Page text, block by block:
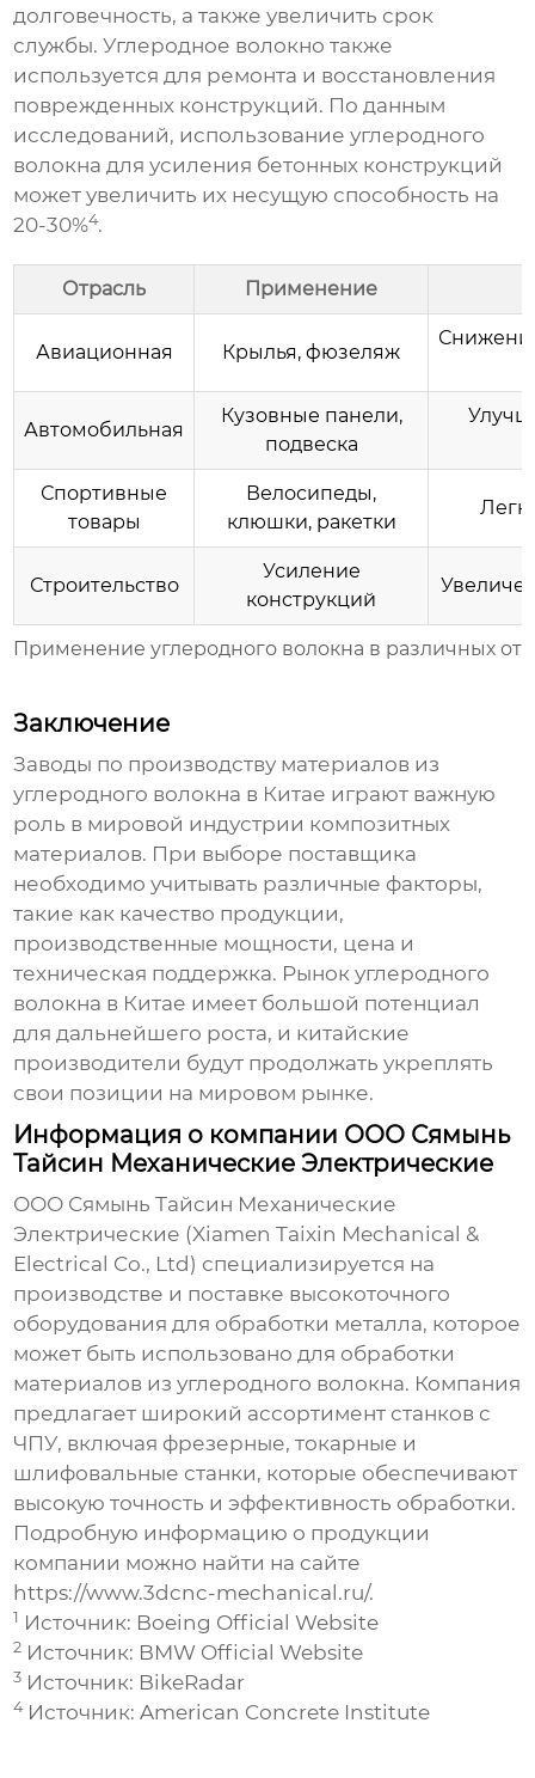
долговечность, а также увеличить срок
службы. Углеродное волокно также
используется для ремонта и восстановления
поврежденных конструкций. По данным
исследований, использование углеродного
волокна для усиления бетонных конструкций
может увеличить их несущую способность на
20-30%4.
Применение углеродного волокна в различных
Отрасль Применение
Авиационная Крылья, фюзеляж
Автомобильная
Кузовные панели,
подвеска
Спортивные
товары
Велосипеды,
клюшки, ракетки
Строительство
Усиление
конструкций
Заключение
Заводы по производству материалов из
углеродного волокна в Китае играют важную
роль в мировой индустрии композитных
материалов. При выборе поставщика
необходимо учитывать различные факторы,
такие как качество продукции,
производственные мощности, цена и
техническая поддержка. Рынок углеродного
волокна в Китае имеет большой потенциал
для дальнейшего роста, и китайские
производители будут продолжать укреплять
свои позиции на мировом рынке.
Информация о компании ООО Сямынь
Тайсин Механические Электрические
ООО Сямынь Тайсин Механические
Электрические (Xiamen Taixin Mechanical &
Electrical Co., Ltd) специализируется на
производстве и поставке высокоточного
оборудования для обработки металла, которое
может быть использовано для обработки
материалов из углеродного волокна. Компания
предлагает широкий ассортимент станков с
ЧПУ, включая фрезерные, токарные и
шлифовальные станки, которые обеспечивают
высокую точность и эффективность обработки.
Подробную информацию о продукции
компании можно найти на сайте
https://www.3dcnc-mechanical.ru/.
1 Источник: Boeing Official Website
2 Источник: BMW Official Website
3 Источник: BikeRadar
4Источник:American Concrete Institute